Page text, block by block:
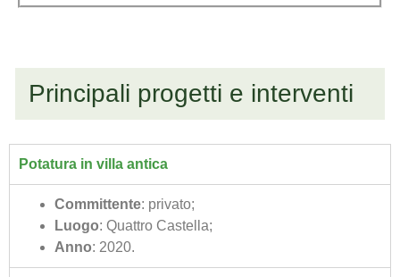
Principali progetti e interventi
Potatura in villa antica
Committente: privato;
Luogo: Quattro Castella;
Anno: 2020.